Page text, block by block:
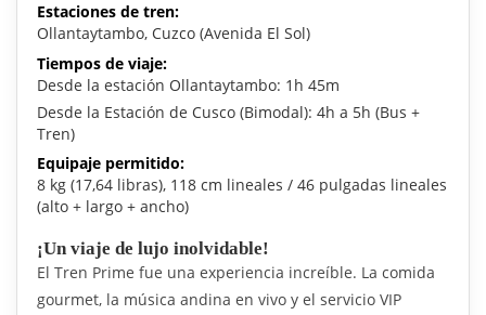
Estaciones de tren:
Ollantaytambo, Cuzco (Avenida El Sol)
Tiempos de viaje:
Desde la estación Ollantaytambo: 1h 45m
Desde la Estación de Cusco (Bimodal): 4h a 5h (Bus +
Tren)
Equipaje permitido:
8 kg (17,64 libras), 118 cm lineales / 46 pulgadas lineales
(alto + largo + ancho)
¡Un viaje de lujo inolvidable!
El Tren Prime fue una experiencia increíble. La comida
gourmet, la música andina en vivo y el servicio VIP